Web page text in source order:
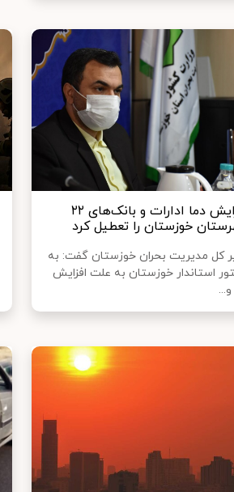
افزایش دما ادارات و بانک‌های ۲۲
خوزستان را تعطیل کرد
کل مدیریت بحران خوزستان گفت: به
استاندار خوزستان به علت افزایش